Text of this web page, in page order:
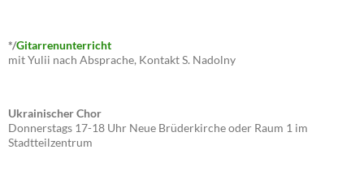
*/Gitarrenunterricht
mit Yulii nach Absprache, Kontakt S. Nadolny
Ukrainischer Chor
Donnerstags 17-18 Uhr Neue Brüderkirche oder Raum 1 im
Stadtteilzentrum